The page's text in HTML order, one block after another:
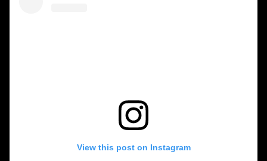
View this post on Instagram